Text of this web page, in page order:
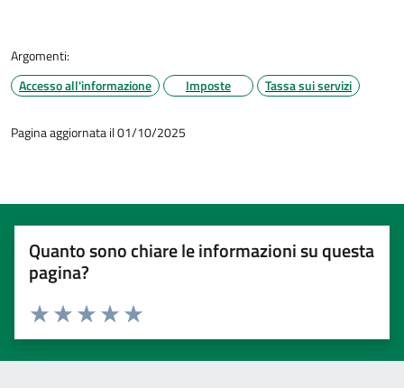
Argomenti:
Accesso all'informazione
Imposte Tassa sui servizi
Pagina aggiornata il 01/10/2025
Quanto sono chiare le informazioni su questa
pagina?
Valuta 5 stelle su 5
Valuta 4 stelle su 5
Valuta 3 stelle su 5
Valuta 2 stelle su 5
Valuta 1 stelle su 5